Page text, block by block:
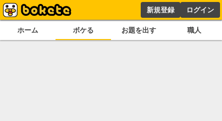
新規登録 ログイン
ホーム ボケる お題を出す 職人